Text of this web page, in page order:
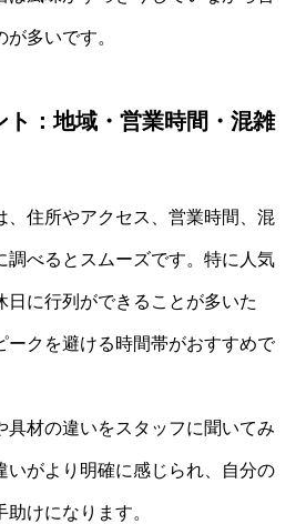
多いです。
ト：地域・営業時間・混雑
、住所やアクセス、営業時間、混
調べるとスムーズです。特に人気
日に行列ができることが多いた
ークを避ける時間帯がおすすめで
具材の違いをスタッフに聞いてみ
いがより明確に感じられ、自分の
助けになります。